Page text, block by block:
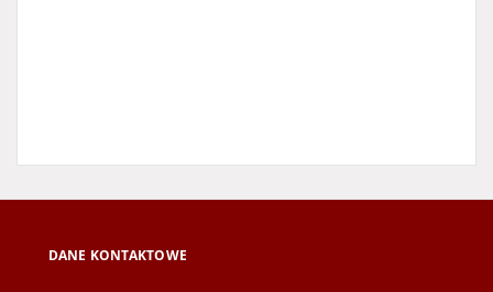
DANE KONTAKTOWE